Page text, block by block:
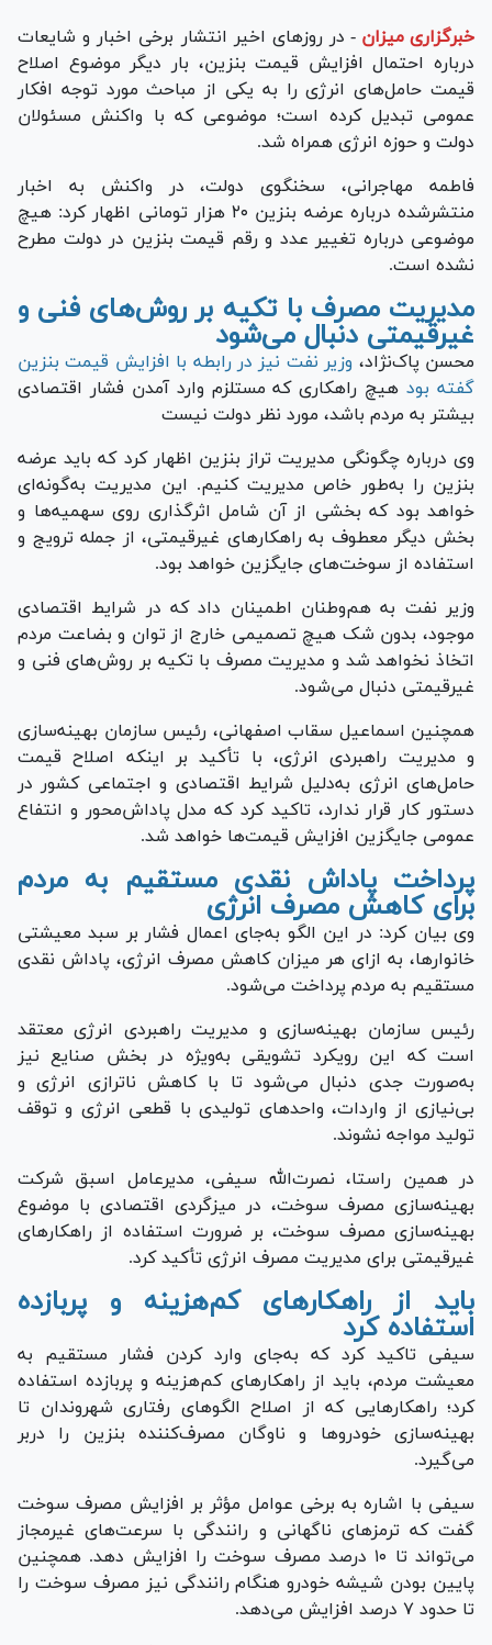
خبرگزاری میزان - در روز‌های اخیر انتشار برخی اخبار و شایعات
درباره احتمال افزایش قیمت بنزین، بار دیگر موضوع اصلاح
قیمت حامل‌های انرژی را به یکی از مباحث مورد توجه افکار
عمومی تبدیل کرده است؛ موضوعی که با واکنش مسئولان
دولت و حوزه انرژی همراه شد.
فاطمه مهاجرانی، سخنگوی دولت، در واکنش به اخبار
منتشرشده درباره عرضه بنزین ۲۰ هزار تومانی اظهار کرد: هیچ
موضوعی درباره تغییر عدد و رقم قیمت بنزین در دولت مطرح
نشده است.
مدیریت مصرف با تکیه بر روش‌های فنی و
غیرقیمتی دنبال می‌شود
محسن پاک‌نژاد، وزیر نفت نیز در رابطه با افزایش قیمت بنزین
گفته بودهیچ راهکاری که مستلزم وارد آمدن فشار اقتصادی
بیشتر به مردم باشد، مورد نظر دولت نیست
وی درباره چگونگی مدیریت تراز بنزین اظهار کرد که باید عرضه
بنزین را به‌طور خاص مدیریت کنیم. این مدیریت به‌گونه‌ای
خواهد بود که بخشی از آن شامل اثرگذاری روی سهمیه‌ها و
بخش دیگر معطوف به راهکار‌های غیرقیمتی، از جمله ترویج و
استفاده از سوخت‌های جایگزین خواهد بود.
وزیر نفت به هم‌وطنان اطمینان داد که در شرایط اقتصادی
موجود، بدون شک هیچ تصمیمی خارج از توان و بضاعت مردم
اتخاذ نخواهد شد و مدیریت مصرف با تکیه بر روش‌های فنی و
غیرقیمتی دنبال می‌شود.
همچنین اسماعیل سقاب اصفهانی، رئیس سازمان بهینه‌سازی
و مدیریت راهبردی انرژی، با تأکید بر اینکه اصلاح قیمت
حامل‌های انرژی به‌دلیل شرایط اقتصادی و اجتماعی کشور در
دستور کار قرار ندارد، تاکید کرد که مدل پاداش‌محور و انتفاع
عمومی جایگزین افزایش قیمت‌ها خواهد شد.
پرداخت پاداش نقدی مستقیم به مردم
برای کاهش مصرف انرژی
وی بیان کرد: در این الگو به‌جای اعمال فشار بر سبد معیشتی
خانوارها، به ازای هر میزان کاهش مصرف انرژی، پاداش نقدی
مستقیم به مردم پرداخت می‌شود.
رئیس سازمان بهینه‌سازی و مدیریت راهبردی انرژی معتقد
است که این رویکرد تشویقی به‌ویژه در بخش صنایع نیز
به‌صورت جدی دنبال می‌شود تا با کاهش ناترازی انرژی و
بی‌نیازی از واردات، واحد‌های تولیدی با قطعی انرژی و توقف
تولید مواجه نشوند.
در همین راستا، نصرت‌الله سیفی، مدیرعامل اسبق شرکت
بهینه‌سازی مصرف سوخت، در میزگردی اقتصادی با موضوع
بهینه‌سازی مصرف سوخت، بر ضرورت استفاده از راهکار‌های
غیرقیمتی برای مدیریت مصرف انرژی تأکید کرد.
باید از راهکار‌های کم‌هزینه و پربازده
استفاده کرد
سیفی تاکید کرد که به‌جای وارد کردن فشار مستقیم به
معیشت مردم، باید از راهکار‌های کم‌هزینه و پربازده استفاده
کرد؛ راهکار‌هایی که از اصلاح الگو‌های رفتاری شهروندان تا
بهینه‌سازی خودرو‌ها و ناوگان مصرف‌کننده بنزین را دربر
می‌گیرد.
سیفی با اشاره به برخی عوامل مؤثر بر افزایش مصرف سوخت
گفت که ترمز‌های ناگهانی و رانندگی با سرعت‌های غیرمجاز
می‌تواند تا ۱۰ درصد مصرف سوخت را افزایش دهد. همچنین
پایین بودن شیشه خودرو هنگام رانندگی نیز مصرف سوخت را
تا حدود ۷ درصد افزایش می‌دهد.